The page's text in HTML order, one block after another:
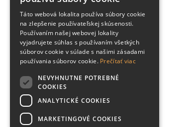
Táto webová lokalita používa súbory cookie
na zlepšenie používateľskej skúsenosti.
Používaním našej webovej lokality
vyjadrujete súhlas s používaním všetkých
súborov cookie v súlade s našimi zásadami
používania súborov cookie. Prečítať viac
NEVYHNUTNE POTREBNÉ
COOKIES
ANALYTICKÉ COOKIES
MARKETINGOVÉ COOKIES